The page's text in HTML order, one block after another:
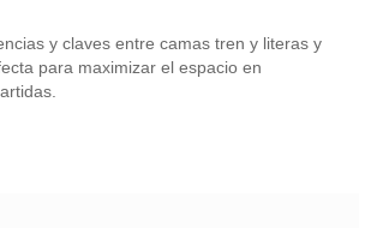
y claves entre camas tren y literas y
para maximizar el espacio en